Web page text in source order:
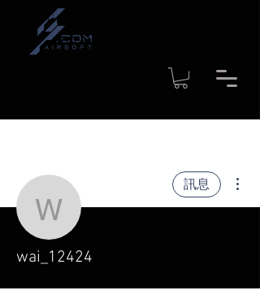
Time to shipment for regular
products: 1-4 workdays
wai_12424
訊息
wai_12424